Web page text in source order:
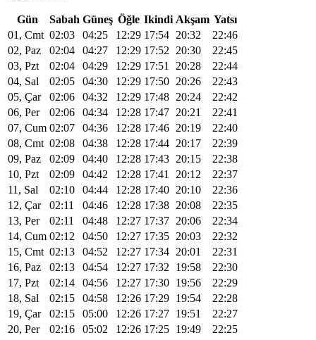
Gün Sabah Güneş Öğle Ikindi Akşam Yatsı
01, Cmt 02:03 04:25 12:29 17:54 20:32
22:46
02, Paz
02:04 04:27 12:29 17:52 20:30
22:45
03, Pzt
02:04 04:29 12:29 17:51 20:28
22:44
04, Sal
02:05 04:30 12:29 17:50 20:26
22:43
05, Çar
02:06 04:32 12:29 17:48 20:24
22:42
06, Per
02:06 04:34 12:28 17:47 20:21
22:41
07, Cum 02:07 04:36 12:28 17:46 20:19
22:40
08, Cmt 02:08 04:38 12:28 17:44 20:17
22:39
09, Paz
02:09 04:40 12:28 17:43 20:15
22:38
10, Pzt
02:09 04:42 12:28 17:41 20:12
22:37
11, Sal
02:10 04:44 12:28 17:40 20:10
22:36
12, Çar
02:11 04:46 12:28 17:38 20:08
22:35
13, Per
02:11 04:48 12:27 17:37 20:06
22:34
14, Cum 02:12 04:50 12:27 17:35 20:03
22:32
15, Cmt 02:13 04:52 12:27 17:34 20:01
22:31
16, Paz
02:13 04:54 12:27 17:32 19:58
22:30
17, Pzt
02:14 04:56 12:27 17:30 19:56
22:29
18, Sal
02:15 04:58 12:26 17:29 19:54
22:28
19, Çar
02:15 05:00 12:26 17:27 19:51
22:27
20, Per
02:16 05:02 12:26 17:25 19:49
22:25